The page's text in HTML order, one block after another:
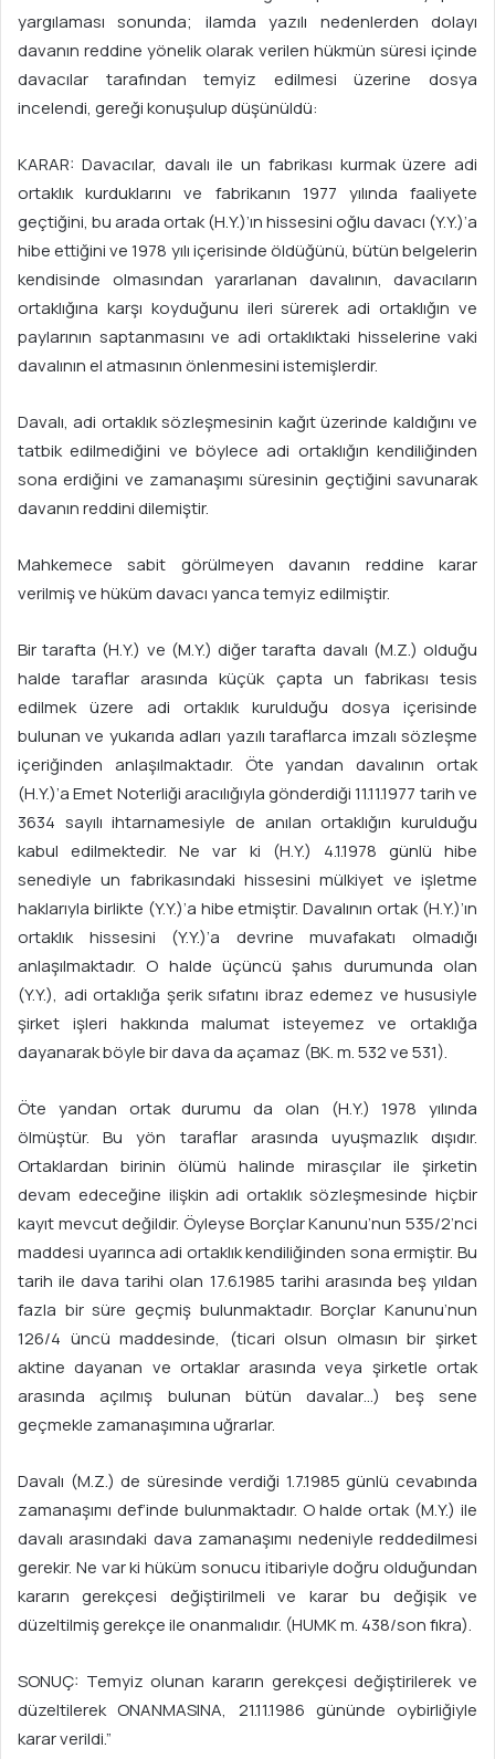
yargılaması sonunda; ilamda yazılı nedenlerden dolayı
davanın reddine yönelik olarak verilen hükmün süresi içinde
davacılar tarafından temyiz edilmesi üzerine dosya
incelendi, gereği konuşulup düşünüldü:
KARAR: Davacılar, davalı ile un fabrikası kurmak üzere adi
ortaklık kurduklarını ve fabrikanın 1977 yılında faaliyete
geçtiğini, bu arada ortak (H.Y.)’ın hissesini oğlu davacı (Y.Y.)’a
hibe ettiğini ve 1978 yılı içerisinde öldüğünü, bütün belgelerin
kendisinde olmasından yararlanan davalının, davacıların
ortaklığına karşı koyduğunu ileri sürerek adi ortaklığın ve
paylarının saptanmasını ve adi ortaklıktaki hisselerine vaki
davalının el atmasının önlenmesini istemişlerdir.
Davalı, adi ortaklık sözleşmesinin kağıt üzerinde kaldığını ve
tatbik edilmediğini ve böylece adi ortaklığın kendiliğinden
sona erdiğini ve zamanaşımı süresinin geçtiğini savunarak
davanın reddini dilemiştir.
Mahkemece sabit görülmeyen davanın reddine karar
verilmiş ve hüküm davacı yanca temyiz edilmiştir.
Bir tarafta (H.Y.) ve (M.Y.) diğer tarafta davalı (M.Z.) olduğu
halde taraflar arasında küçük çapta un fabrikası tesis
edilmek üzere adi ortaklık kurulduğu dosya içerisinde
bulunan ve yukarıda adları yazılı taraflarca imzalı sözleşme
içeriğinden anlaşılmaktadır. Öte yandan davalının ortak
(H.Y.)’a Emet Noterliği aracılığıyla gönderdiği 11.11.1977 tarih ve
3634 sayılı ihtarnamesiyle de anılan ortaklığın kurulduğu
kabul edilmektedir. Ne var ki (H.Y.) 4.1.1978 günlü hibe
senediyle un fabrikasındaki hissesini mülkiyet ve işletme
haklarıyla birlikte (Y.Y.)’a hibe etmiştir. Davalının ortak (H.Y.)’ın
ortaklık hissesini (Y.Y.)’a devrine muvafakatı olmadığı
anlaşılmaktadır. O halde üçüncü şahıs durumunda olan
(Y.Y.), adi ortaklığa şerik sıfatını ibraz edemez ve hususiyle
şirket işleri hakkında malumat isteyemez ve ortaklığa
dayanarak böyle bir dava da açamaz (BK. m. 532 ve 531).
Öte yandan ortak durumu da olan (H.Y.) 1978 yılında
ölmüştür. Bu yön taraflar arasında uyuşmazlık dışıdır.
Ortaklardan birinin ölümü halinde mirasçılar ile şirketin
devam edeceğine ilişkin adi ortaklık sözleşmesinde hiçbir
kayıt mevcut değildir. Öyleyse Borçlar Kanunu’nun 535/2’nci
maddesi uyarınca adi ortaklık kendiliğinden sona ermiştir. Bu
tarih ile dava tarihi olan 17.6.1985 tarihi arasında beş yıldan
fazla bir süre geçmiş bulunmaktadır. Borçlar Kanunu’nun
126/4 üncü maddesinde, (ticari olsun olmasın bir şirket
aktine dayanan ve ortaklar arasında veya şirketle ortak
arasında açılmış bulunan bütün davalar…) beş sene
geçmekle zamanaşımına uğrarlar.
Davalı (M.Z.) de süresinde verdiği 1.7.1985 günlü cevabında
zamanaşımı def’inde bulunmaktadır. O halde ortak (M.Y.) ile
davalı arasındaki dava zamanaşımı nedeniyle reddedilmesi
gerekir. Ne var ki hüküm sonucu itibariyle doğru olduğundan
kararın gerekçesi değiştirilmeli ve karar bu değişik ve
düzeltilmiş gerekçe ile onanmalıdır. (HUMK m. 438/son fıkra).
SONUÇ: Temyiz olunan kararın gerekçesi değiştirilerek ve
düzeltilerek ONANMASINA, 21.11.1986 gününde oybirliğiyle
karar verildi.”